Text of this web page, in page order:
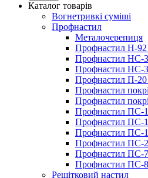
Каталог товарів
Вогнетривкі суміші
Профнастил
Металочерепиця
Профнастил Н-92
Профнастил НС-
Профнастил НС-
Профнастил П-20
Профнастил
Профнастил
Профнастил ПС-
Профнастил ПС-
Профнастил ПС-
Профнастил ПС-
Профнастил ПС-7
Профнастил ПС-8
Решітковий настил